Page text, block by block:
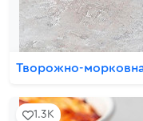
Творожно-
1.3K